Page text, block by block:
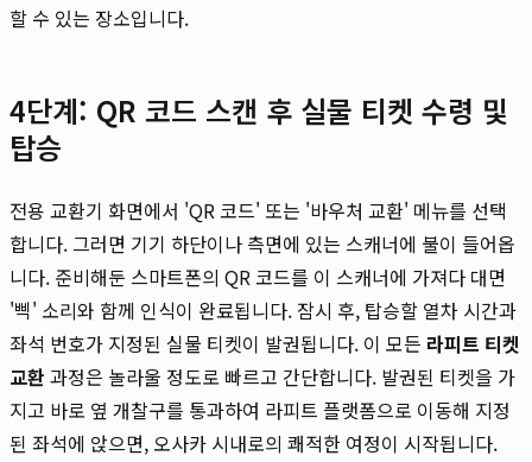
할 수 있는 장소입니다.
4단계: QR 코드 스캔 후 실물 티켓 수령 및
탑승
전용 교환기 화면에서 'QR 코드' 또는 '바우처 교환' 메뉴를 선택
합니다. 그러면 기기 하단이나 측면에 있는 스캐너에 불이 들어옵
니다. 준비해둔 스마트폰의 QR 코드를 이 스캐너에 가져다 대면
'삑' 소리와 함께 인식이 완료됩니다. 잠시 후, 탑승할 열차 시간과
좌석 번호가 지정된 실물 티켓이 발권됩니다. 이 모든 라피트 티켓
교환 과정은 놀라울 정도로 빠르고 간단합니다. 발권된 티켓을 가
지고 바로 옆 개찰구를 통과하여 라피트 플랫폼으로 이동해 지정
된 좌석에 앉으면, 오사카 시내로의 쾌적한 여정이 시작됩니다.